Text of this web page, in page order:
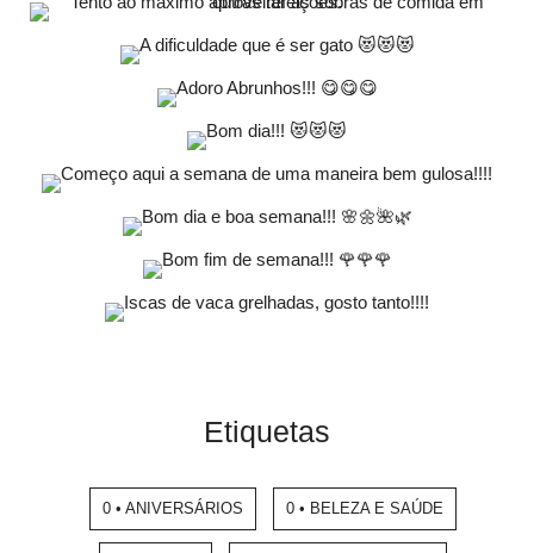
Etiquetas
0 • ANIVERSÁRIOS 0 • BELEZA E SAÚDE